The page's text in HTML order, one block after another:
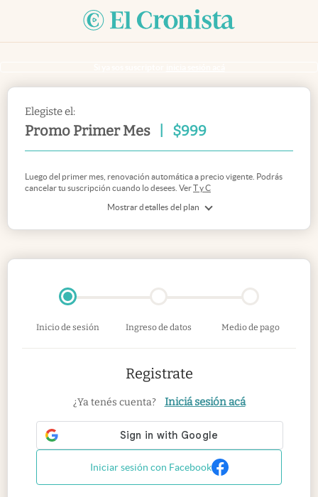
Elegiste el:
Promo Primer Mes $999
Mostrar detalles del plan
Luego del primer mes, renovación automática a precio vigente. Podrás
cancelar tu suscripción cuando lo desees. VerT y C
Inicio de sesión Ingreso de datos Medio de pago
Registrate
¿Ya tenés cuenta? Iniciá sesión acá
Iniciar sesión con Facebook